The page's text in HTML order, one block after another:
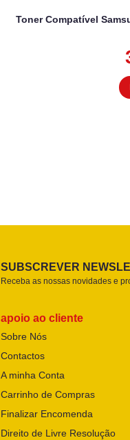
Toner Compatível
SUBSCREVER
Receba as nossas novidades e
apoio ao cliente
Sobre Nós
Contactos
A minha Conta
Carrinho de Compras
Finalizar Encomenda
Direito de Livre Resolução